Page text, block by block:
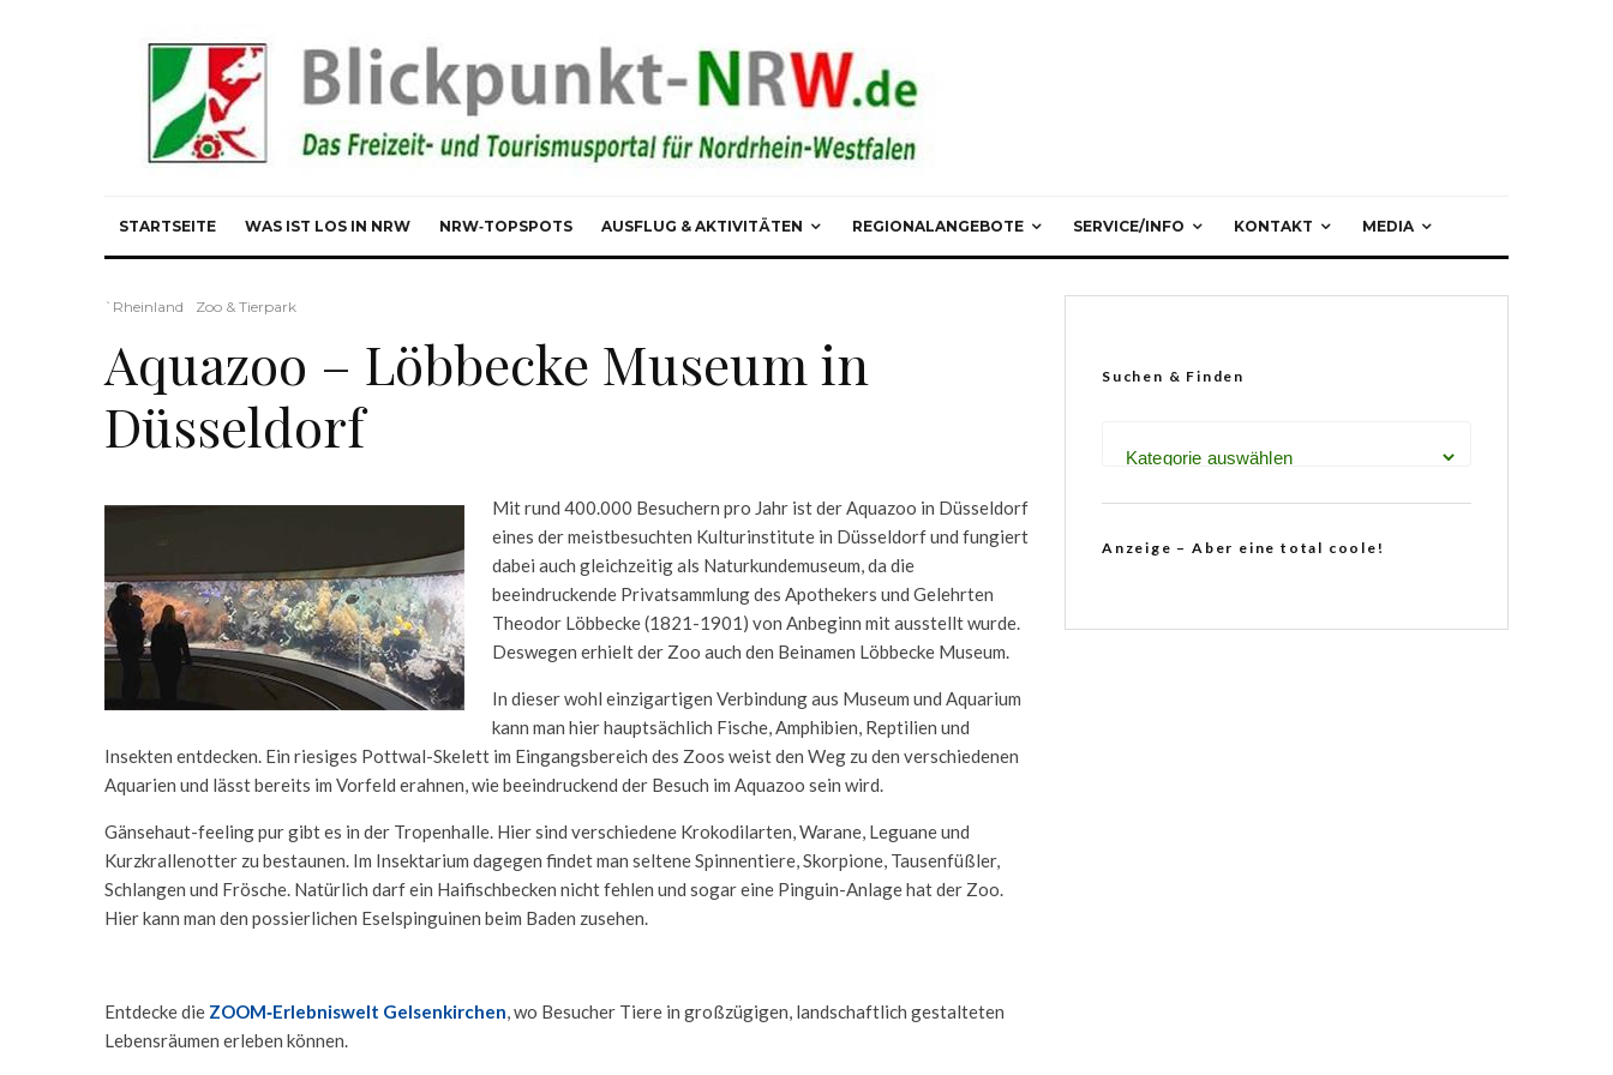
STARTSEITE WAS IST LOS IN NRW NRW‑TOPSPOTS AUSFLUG & AKTIVITÄTEN REGIONALANGEBOTE SERVICE/INFO KONTAKT MEDIA
`Rheinland Zoo & Tierpark
Aquazoo – Löbbecke Museum in
Düsseldorf
Mit rund 400.000 Besuchern pro Jahr ist der Aquazoo in Düsseldorf
eines der meistbesuchten Kulturinstitute in Düsseldorf und fungiert
dabei auch gleichzeitig als Naturkundemuseum, da die
beeindruckende Privatsammlung des Apothekers und Gelehrten
Theodor Löbbecke (1821-1901) von Anbeginn mit ausstellt wurde.
Deswegen erhielt der Zoo auch den Beinamen Löbbecke Museum.
In dieser wohl einzigartigen Verbindung aus Museum und Aquarium
kann man hier hauptsächlich Fische, Amphibien, Reptilien und
Insekten entdecken. Ein riesiges Pottwal-Skelett im Eingangsbereich des Zoos weist den Weg zu den verschiedenen
Aquarien und lässt bereits im Vorfeld erahnen, wie beeindruckend der Besuch im Aquazoo sein wird.
Gänsehaut-feeling pur gibt es in der Tropenhalle. Hier sind verschiedene Krokodilarten, Warane, Leguane und
Kurzkrallenotter zu bestaunen. Im Insektarium dagegen findet man seltene Spinnentiere, Skorpione, Tausenfüßler,
Schlangen und Frösche. Natürlich darf ein Haifischbecken nicht fehlen und sogar eine Pinguin-Anlage hat der Zoo.
Hier kann man den possierlichen Eselspinguinen beim Baden zusehen.
Entdecke die ZOOM‑Erlebniswelt Gelsenkirchen, wo Besucher Tiere in großzügigen, landschaftlich gestalteten
Lebensräumen erleben können.
Suchen & Finden
Anzeige – Aber eine total coole!